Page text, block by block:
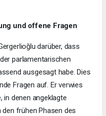
und offene Fragen
darüber, dass
parlamentarischen
ausgesagt habe. Dies
Fragen auf. Er verwies
denen angeklagte
frühen Phasen des